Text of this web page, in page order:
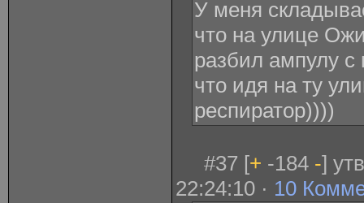
У меня
что на улице
разбил ампулу с
что идя на ту
респиратор))))
#37 [+ -184 -]
22:24:10 · 10